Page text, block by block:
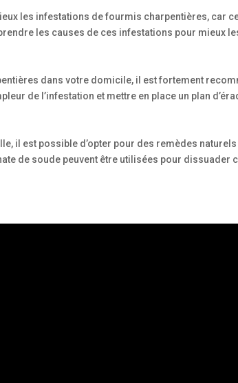
les infestations de fourmis charpentières, car
les causes de ces infestations pour mieux
dans votre domicile, il est fortement
de l’infestation et mettre en place un plan
il est possible d’opter pour des remèdes
de soude peuvent être utilisées pour dissuader